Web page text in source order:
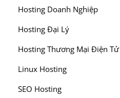
Hosting Doanh Nghiệp
Hosting Đại Lý
Hosting Thương Mại Điện Tử
Linux Hosting
SEO Hosting